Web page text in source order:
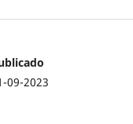
09-2023